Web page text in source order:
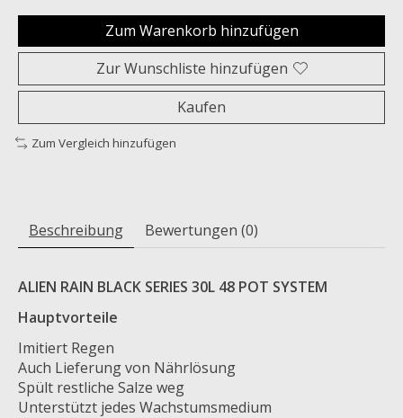
Zum Warenkorb hinzufügen
Zur Wunschliste hinzufügen
Kaufen
Zum Vergleich hinzufügen
Beschreibung Bewertungen (0)
ALIEN RAIN BLACK SERIES 30L 48 POT SYSTEM
Hauptvorteile
Imitiert Regen
Auch Lieferung von Nährlösung
Spült restliche Salze weg
Unterstützt jedes Wachstumsmedium